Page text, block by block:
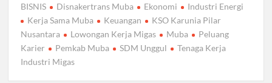
BISNIS Disnakertrans Muba Ekonomi
Industri Energi
Kerja Sama Muba
Keuangan
KSO Karunia Pilar
Nusantara
Lowongan Kerja Migas Muba
Peluang
Karier
Pemkab Muba SDM Unggul
Tenaga Kerja
Industri Migas